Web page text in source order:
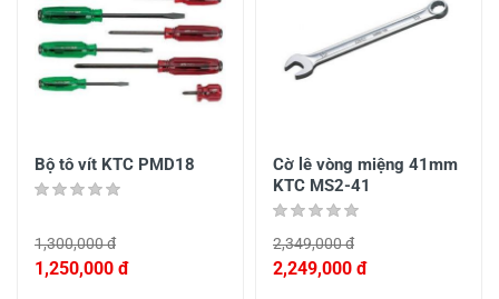
Bộ tô vít KTC PMD18
1,300,000 đ
1,250,000 đ
Cờ lê vòng miệng 41mm
KTC MS2-41
2,349,000 đ
2,249,000 đ